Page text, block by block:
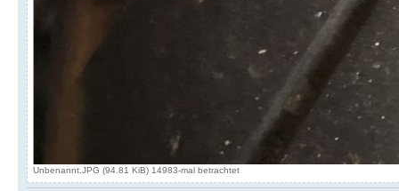
Unbenannt.JPG (94.81 KiB) 14983-mal betrachtet